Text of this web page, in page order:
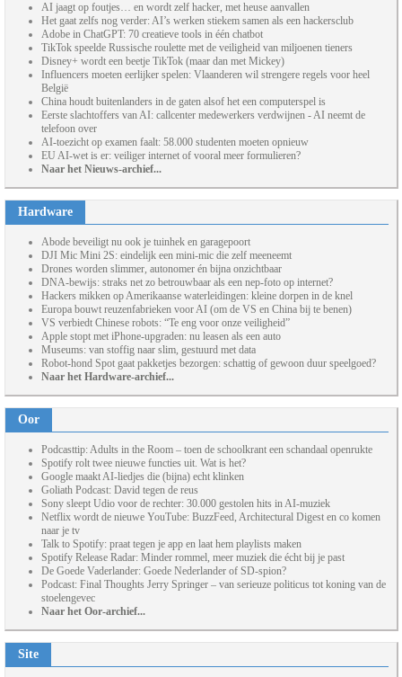
AI jaagt op foutjes… en wordt zelf hacker, met heuse aanvallen
Het gaat zelfs nog verder: AI’s werken stiekem samen als een hackersclub
Adobe in ChatGPT: 70 creatieve tools in één chatbot
TikTok speelde Russische roulette met de veiligheid van miljoenen tieners
Disney+ wordt een beetje TikTok (maar dan met Mickey)
Influencers moeten eerlijker spelen: Vlaanderen wil strengere regels voor heel
België
China houdt buitenlanders in de gaten alsof het een computerspel is
Eerste slachtoffers van AI: callcenter medewerkers verdwijnen - AI neemt de
telefoon over
AI-toezicht op examen faalt: 58.000 studenten moeten opnieuw
EU AI-wet is er: veiliger internet of vooral meer formulieren?
Naar het Nieuws-archief...
Hardware
Abode beveiligt nu ook je tuinhek en garagepoort
DJI Mic Mini 2S: eindelijk een mini-mic die zelf meeneemt
Drones worden slimmer, autonomer én bijna onzichtbaar
DNA-bewijs: straks net zo betrouwbaar als een nep-foto op internet?
Hackers mikken op Amerikaanse waterleidingen: kleine dorpen in de knel
Europa bouwt reuzenfabrieken voor AI (om de VS en China bij te benen)
VS verbiedt Chinese robots: “Te eng voor onze veiligheid”
Apple stopt met iPhone-upgraden: nu leasen als een auto
Museums: van stoffig naar slim, gestuurd met data
Robot-hond Spot gaat pakketjes bezorgen: schattig of gewoon duur speelgoed?
Naar het Hardware-archief...
Oor
Podcasttip: Adults in the Room – toen de schoolkrant een schandaal openrukte
Spotify rolt twee nieuwe functies uit. Wat is het?
Google maakt AI-liedjes die (bijna) echt klinken
Goliath Podcast: David tegen de reus
Sony sleept Udio voor de rechter: 30.000 gestolen hits in AI-muziek
Netflix wordt de nieuwe YouTube: BuzzFeed, Architectural Digest en co komen
naar je tv
Talk to Spotify: praat tegen je app en laat hem playlists maken
Spotify Release Radar: Minder rommel, meer muziek die écht bij je past
De Goede Vaderlander: Goede Nederlander of SD-spion?
Podcast: Final Thoughts Jerry Springer – van serieuze politicus tot koning van de
stoelengevec
Naar het Oor-archief...
Site